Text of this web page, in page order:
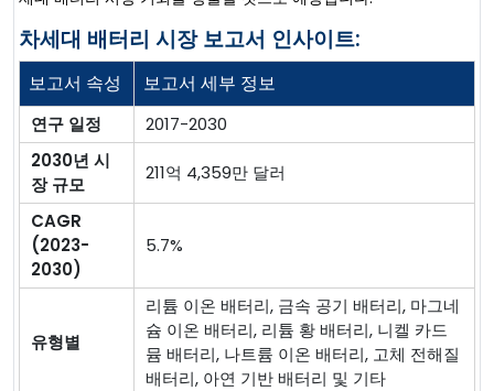
차세대 배터리 시장 보고서 인사이트:
보고서 속성 보고서 세부 정보
연구 일정
2017-2030
2030년 시
장 규모
211억 4,359만 달러
CAGR
(2023-
2030)
5.7%
유형별
리튬 이온 배터리, 금속 공기 배터리, 마그네
슘 이온 배터리, 리튬 황 배터리, 니켈 카드
뮴 배터리, 나트륨 이온 배터리, 고체 전해질
배터리, 아연 기반 배터리 및 기타